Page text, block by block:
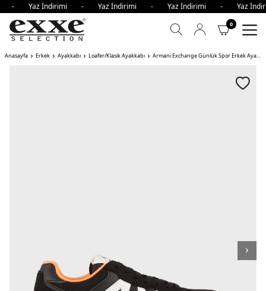
- Yaz İndirimi - Yaz İndirimi - Yaz İndirimi -
0
Anasayfa Erkek Ayakkabı Loafer/Klasik Ayakkabı Armani Exchange Günlük Spor Erkek Ayakkabı